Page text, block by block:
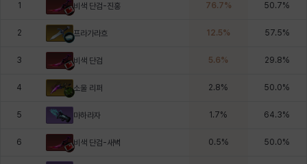
1 비색 단검-진홍 76.7% 50.7%
2 프라가라흐 12.5% 57.5%
3 비색 단검 5.6% 29.8%
4 소울 리퍼 2.8% 50.0%
5 마하라자 1.7% 64.3%
6 비색 단검-새벽 0.5% 50.0%